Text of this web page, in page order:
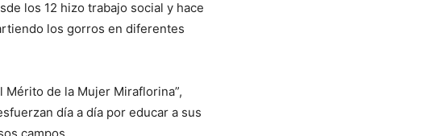
los 12 hizo trabajo social y hace
los gorros en diferentes
de la Mujer Miraflorina”,
día a día por educar a sus